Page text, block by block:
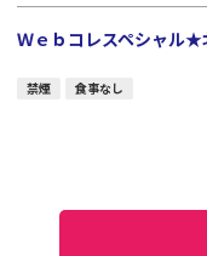
Ｗｅｂコレスペシャル★
禁煙 食事なし